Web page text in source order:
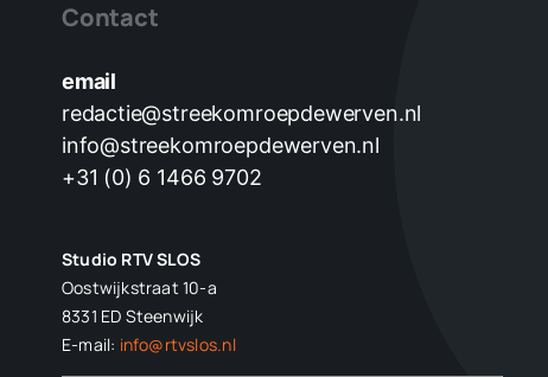
Contact
email
redactie@streekomroepdewerven.nl
info@streekomroepdewerven.nl
+31 (0) 6 1466 9702
Studio RTV SLOS
Oostwijkstraat 10-a
8331 ED Steenwijk
E-mail: info@rtvslos.nl